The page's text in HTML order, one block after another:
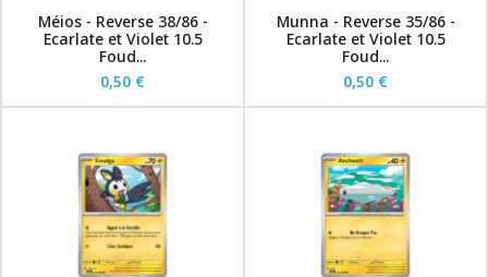
Méios - Reverse 38/86 -
Ecarlate et Violet 10.5
Foud...
0,50 €
Munna - Reverse 35/86 -
Ecarlate et Violet 10.5
Foud...
0,50 €